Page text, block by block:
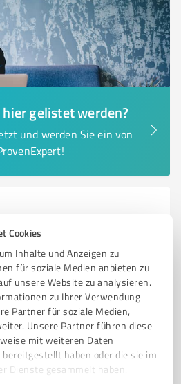
Cookies
Inhalte und Anzeigen zu
für soziale Medien anbieten zu
unsere Website zu analysieren.
zu Ihrer Verwendung
Partner für soziale Medien,
Unsere Partner führen diese
mit weiteren Daten
haben oder die sie im
Dienste gesammelt haben.
gelistet werden?
und werden Sie ein von
& Co. KG
im Ostalbkreis
GETRÄNKE-KÖNIG ELLWANGEN
BIERSPEZIALITÄTEN